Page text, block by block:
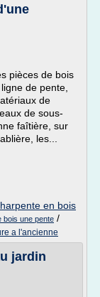
pièces de bois
de pente,
de
de sous-
faîtière, sur
les...
en bois
bois une pente /
a l'ancienne
jardin